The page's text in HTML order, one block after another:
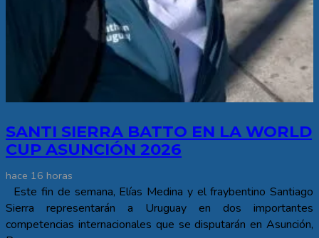
SANTI SIERRA BATTO EN LA WORLD
CUP ASUNCIÓN 2026
hace 16 horas
Este fin de semana, Elías Medina y el fraybentino Santiago
Sierra representarán a Uruguay en dos importantes
competencias internacionales que se disputarán en Asunción,